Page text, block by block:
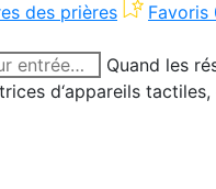
des prières Favoris
Quand les
d‘appareils